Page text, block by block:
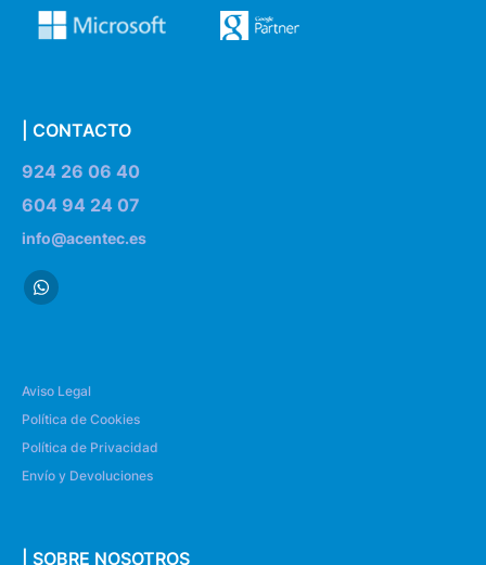
| CONTACTO
924 26 06 40
604 94 24 07
info@acentec.es
Aviso Legal
Política de Cookies
Política de Privacidad
Envío y Devoluciones
| SOBRE NOSOTROS